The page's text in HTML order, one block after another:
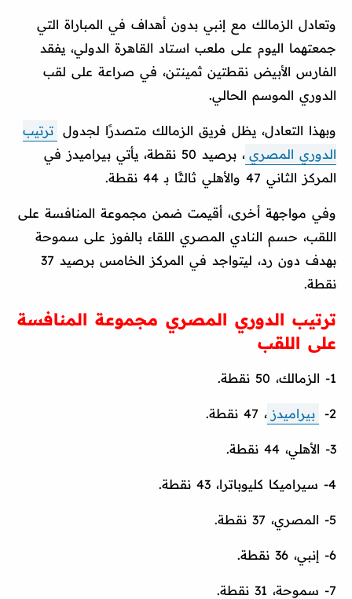
وتعادل الزمالك مع إنبي بدون أهداف في المباراة التي
جمعتهما اليوم على ملعب استاد القاهرة الدولي، يفقد
الفارس الأبيض نقطتين ثمينتن، في صراعة على لقب
الدوري الموسم الحالي.
وبهذا التعادل، يظل فريق الزمالك متصدرًا لجدول ترتيب
الدوري المصري
، برصيد 50 نقطة، يأتي بيراميدز في
المركز الثاني 47 والأهلي ثالثًا بـ 44 نقطة.
وفي مواجهة أخرى، أقيمت ضمن مجموعة المنافسة على
اللقب، حسم النادي المصري اللقاء بالفوز على سموحة
بهدف دون رد، ليتواجد في المركز الخامس برصيد 37
نقطة.
ترتيب الدوري المصري مجموعة المنافسة
على اللقب
1- الزمالك، 50 نقطة.
2- بيراميدز ، 47 نقطة.
3- الأهلي، 44 نقطة.
4- سيراميكا كليوباترا، 43 نقطة.
5- المصري، 37 نقطة.
6- إنبي، 36 نقطة.
7- سموحة، 31 نقطة.